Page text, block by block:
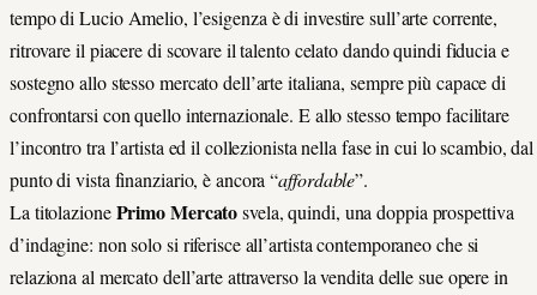
tempo di Lucio Amelio, l’esigenza è di investire sull’arte corrente,
ritrovare il piacere di scovare il talento celato dando quindi fiducia e
sostegno allo stesso mercato dell’arte italiana, sempre più capace di
confrontarsi con quello internazionale. E allo stesso tempo facilitare
l’incontro tra l’artista ed il collezionista nella fase in cui lo scambio, dal
punto di vista finanziario, è ancora “affordable”.
La titolazionePrimo Mercatosvela, quindi, una doppia prospettiva
d’indagine: non solo si riferisce all’artista contemporaneo che si
relaziona al mercato dell’arte attraverso la vendita delle sue opere in